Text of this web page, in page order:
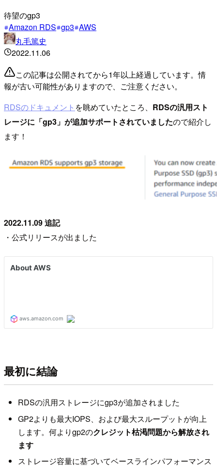
待望のgp3
Amazon RDS gp3 AWS
丸毛篤史
2022.11.06
この記事は公開されてから1年以上経過しています。情
報が古い可能性がありますので、ご注意ください。
RDSのドキュメント を眺めていたところ、 RDSの汎用スト
レージに「gp3」が追加サポートされていましたので紹介し
ます！
2022.11.09 追記
・公式リリースが出ました
最初に結論
RDSの汎用ストレージにgp3が追加されました
GP2よりも最大IOPS、および最大スループットが向上
します。何よりgp2のクレジット枯渇問題から解放され
ます
ストレージ容量に基づいてベースラインパフォーマンス